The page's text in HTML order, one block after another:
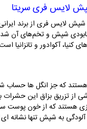
لایس فری سریتا
ضد شپش لایس فری از برند
کنیا، آکوادور و
که جز انگل ها حساب
از تزریق بزاق این
که از خون پوست سر
آلودگی به شپش تنها